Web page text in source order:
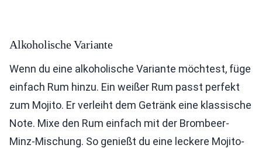
Alkoholische Variante
Wenn du eine alkoholische Variante möchtest, füge
einfach Rum hinzu. Ein weißer Rum passt perfekt
zum Mojito. Er verleiht dem Getränk eine klassische
Note. Mixe den Rum einfach mit der Brombeer-
Minz-Mischung. So genießt du eine leckere Mojito-